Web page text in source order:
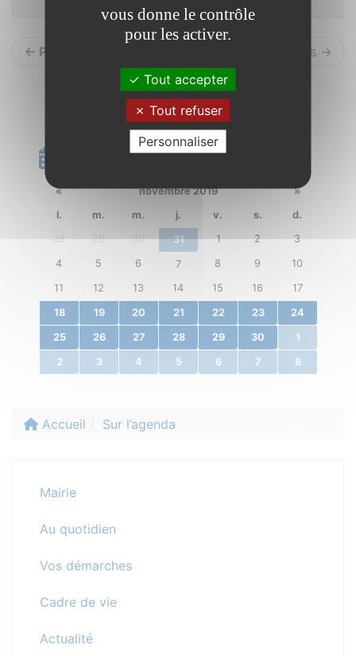
← Précédents Suivants →
Calendrier
« novembre 2019
»
l.
m. m. j. v. s.
d.
28
29 30 31 1 2 3
4 5 6 7 8 9 10
11 12 13 14 15 16 17
18 19 20 21 22 23 24
25 26 27 28 29 30 1
2 3 4 5 6 7 8
Accueil Sur l’agenda
Mairie
Au quotidien
Vos démarches
Cadre de vie
Actualité
vous donne le contrôle
pour les activer.
Tout accepter
Tout refuser
Personnaliser